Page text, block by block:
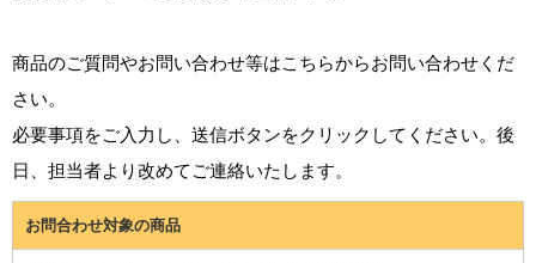
商品のご質問やお問い合わせ等はこちらからお問い合わせくだ
さい。
必要事項をご入力し、送信ボタンをクリックしてください。後
日、担当者より改めてご連絡いたします。
お問合わせ対象の商品